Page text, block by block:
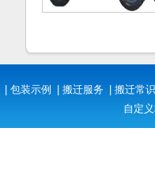
包装示例 搬迁服务
搬迁常识
自定